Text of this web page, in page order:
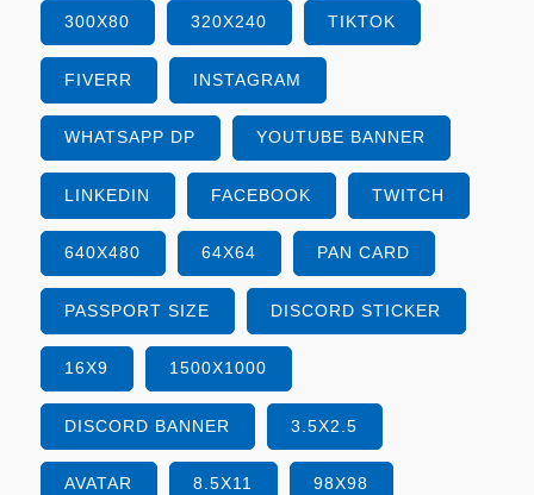
300X80 320X240 TIKTOK
FIVERR INSTAGRAM
WHATSAPP DP YOUTUBE BANNER
LINKEDIN FACEBOOK TWITCH
640X480 64X64 PAN CARD
PASSPORT SIZE DISCORD STICKER
16X9 1500X1000
DISCORD BANNER 3.5X2.5
AVATAR 8.5X11 98X98